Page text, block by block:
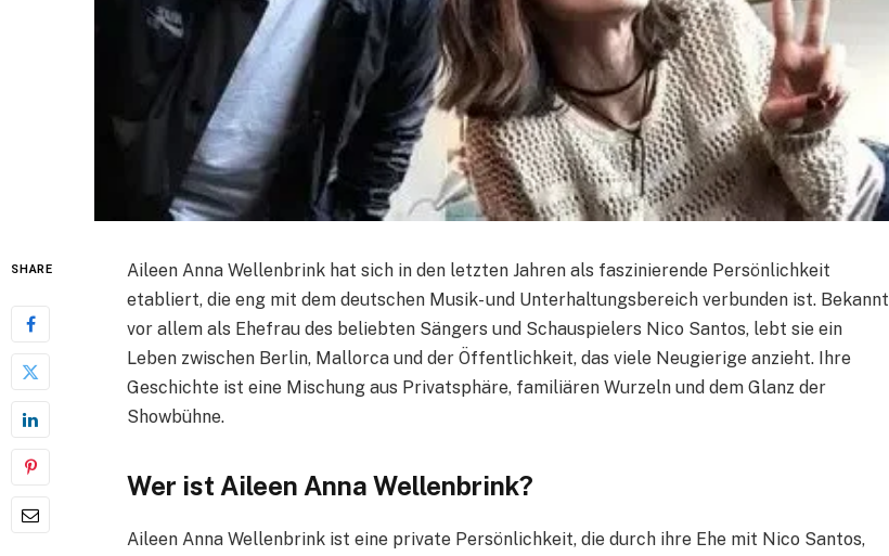
SHARE
Aileen Anna Wellenbrink hat sich in den letzten Jahren als faszinierende Persönlichkeit
etabliert, die eng mit dem deutschen Musik- und Unterhaltungsbereich verbunden ist. Bekannt
vor allem als Ehefrau des beliebten Sängers und Schauspielers Nico Santos, lebt sie ein
Leben zwischen Berlin, Mallorca und der Öffentlichkeit, das viele Neugierige anzieht. Ihre
Geschichte ist eine Mischung aus Privatsphäre, familiären Wurzeln und dem Glanz der
Showbühne.
Wer ist Aileen Anna Wellenbrink?
Aileen Anna Wellenbrink ist eine private Persönlichkeit, die durch ihre Ehe mit Nico Santos,